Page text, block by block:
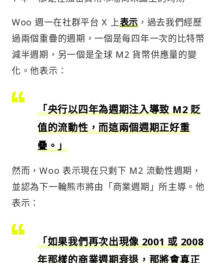
Woo 週一在社群平台 X 上表示，過去我們經歷
過兩個重疊的週期，一個是每四年一次的比特幣
減半週期，另一個是全球 M2 貨幣供應量的變
化。他表示：
「央行以四年為週期注入導致 M2 貶
值的流動性，而這兩個週期正好重
疊。」
然而，Woo 表示現在只剩下 M2 流動性週期，
並認為下一輪熊市將由「商業週期」所主導。他
表示：
「如果我們再次出現像 2001 或 2008
年那樣的商業週期衰退，那將會真正